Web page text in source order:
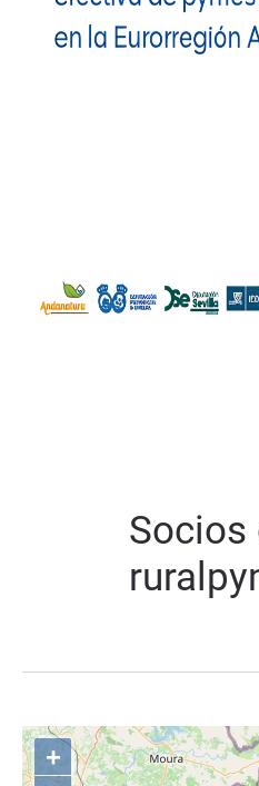
Socios
+